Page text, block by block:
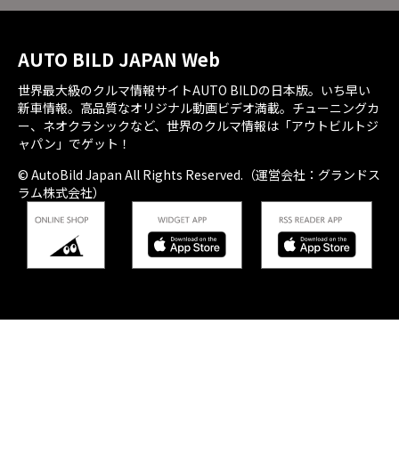
AUTO BILD JAPAN Web
世界最大級のクルマ情報サイトAUTO BILDの日本版。いち早い
新車情報。高品質なオリジナル動画ビデオ満載。チューニングカ
ー、ネオクラシックなど、世界のクルマ情報は「アウトビルトジ
ャパン」でゲット！
© AutoBild Japan All Rights Reserved.（運営会社：グランドス
ラム株式会社）